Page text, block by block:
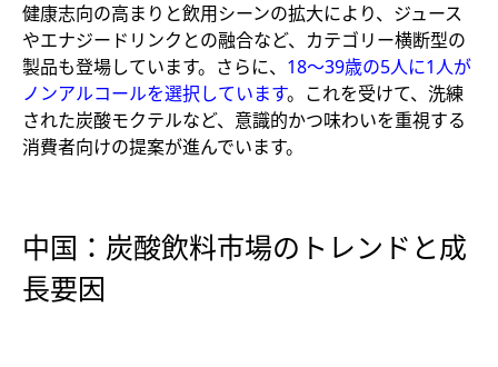
健康志向の高まりと飲用シーンの拡大により、ジュース
やエナジードリンクとの融合など、カテゴリー横断型の
製品も登場しています。さらに、 18〜39歳の5人に1人が
ノンアルコールを選択しています。これを受けて、洗練
された炭酸モクテルなど、意識的かつ味わいを重視する
消費者向けの提案が進んでいます。
中国：炭酸飲料市場のトレンドと成
長要因